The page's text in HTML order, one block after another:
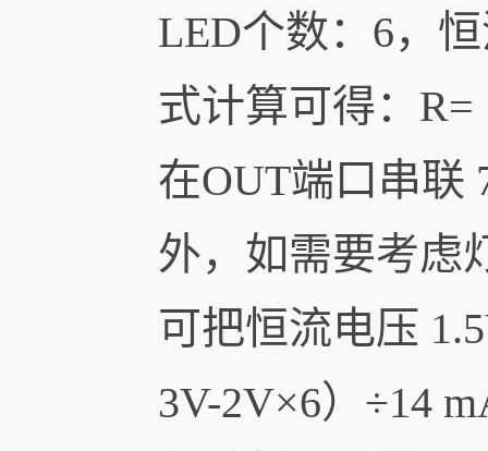
LED个数：6，
式计算可得：R=
在OUT端口串联
外，如需要考虑
可把恒流电压
3V-2V×6）÷14